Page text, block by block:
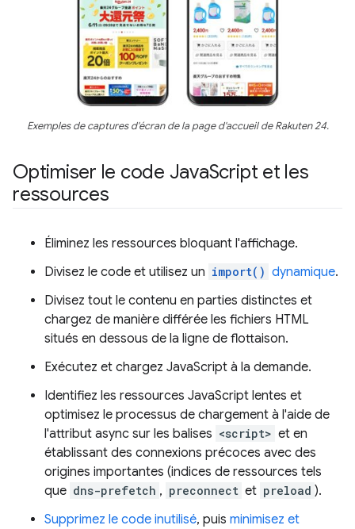
Exemples de captures d'écran de la page d'accueil de Rakuten 24.
Optimiser le code JavaScript et les
ressources
Éliminez les ressources bloquant l'affichage.
Divisez le code et utilisez un import() dynamique.
Divisez tout le contenu en parties distinctes et
chargez de manière différée les fichiers HTML
situés en dessous de la ligne de flottaison.
Exécutez et chargez JavaScript à la demande.
Identifiez les ressources JavaScript lentes et
optimisez le processus de chargement à l'aide de
l'attribut async sur les balises <script> et en
établissant des connexions précoces avec des
origines importantes (indices de ressources tels
que dns-prefetch , preconnect et preload ).
Supprimez le code inutilisé, puis minimisez et